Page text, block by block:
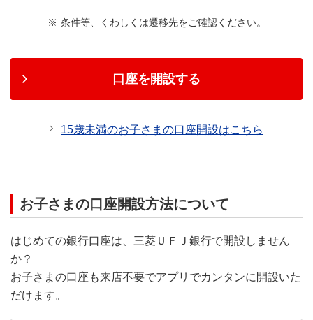
条件等、くわしくは遷移先をご確認ください。
口座を開設する
15歳未満のお子さまの口座開設はこちら
お子さまの口座開設方法について
はじめての銀行口座は、三菱ＵＦＪ銀行で開設しません
か？
お子さまの口座も来店不要でアプリでカンタンに開設いた
だけます。